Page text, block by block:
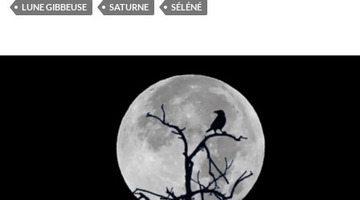
LUNE GIBBEUSE
SATURNE SÉLÉNÉ